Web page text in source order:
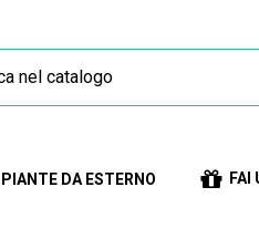
PIANTE DA ESTERNO FAI